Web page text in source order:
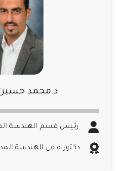
د.محمد
رئيس قسم الهندسة
دكتوراة في الهندسة